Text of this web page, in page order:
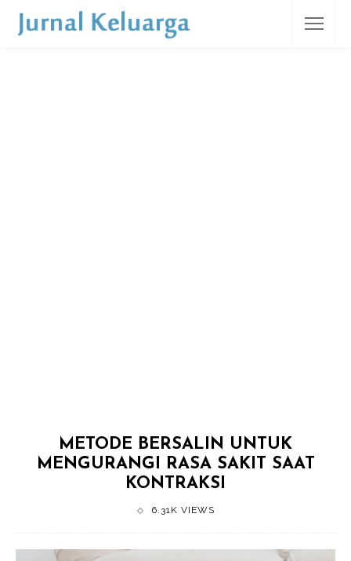
METODE BERSALIN UNTUK
MENGURANGI RASA SAKIT SAAT
KONTRAKSI
6.31K VIEWS